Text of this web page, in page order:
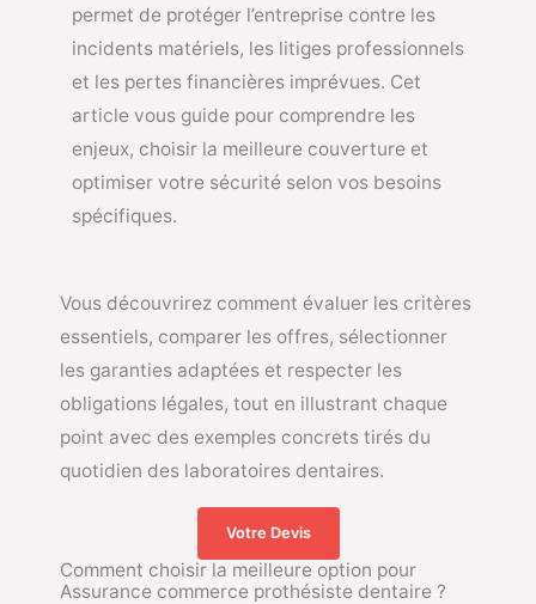
permet de protéger l’entreprise contre les
incidents matériels, les litiges professionnels
et les pertes financières imprévues. Cet
article vous guide pour comprendre les
enjeux, choisir la meilleure couverture et
optimiser votre sécurité selon vos besoins
spécifiques.
Vous découvrirez comment évaluer les critères
essentiels, comparer les offres, sélectionner
les garanties adaptées et respecter les
obligations légales, tout en illustrant chaque
point avec des exemples concrets tirés du
quotidien des laboratoires dentaires.
Votre Devis
Comment choisir la meilleure option pour
Assurance commerce prothésiste dentaire ?